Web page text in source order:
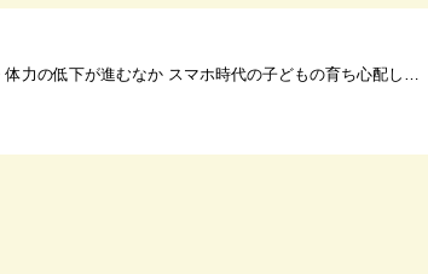
の低下が進むなか スマホ時代の子どもの育ち心配しています